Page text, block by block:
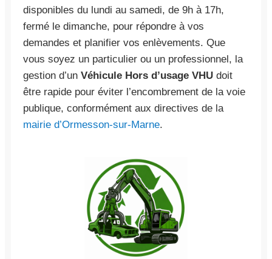
disponibles du lundi au samedi, de 9h à 17h,
fermé le dimanche, pour répondre à vos
demandes et planifier vos enlèvements. Que
vous soyez un particulier ou un professionnel, la
gestion d’un Véhicule Hors d’usage VHU doit
être rapide pour éviter l’encombrement de la voie
publique, conformément aux directives de la
mairie d’Ormesson-sur-Marne.